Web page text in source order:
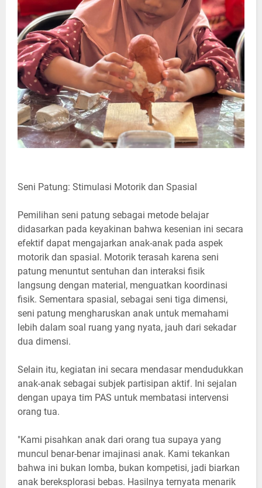
Seni Patung: Stimulasi Motorik dan Spasial
Pemilihan seni patung sebagai metode belajar
didasarkan pada keyakinan bahwa kesenian ini secara
efektif dapat mengajarkan anak-anak pada aspek
motorik dan spasial. Motorik terasah karena seni
patung menuntut sentuhan dan interaksi fisik
langsung dengan material, menguatkan koordinasi
fisik. Sementara spasial, sebagai seni tiga dimensi,
seni patung mengharuskan anak untuk memahami
lebih dalam soal ruang yang nyata, jauh dari sekadar
dua dimensi.
Selain itu, kegiatan ini secara mendasar mendudukkan
anak-anak sebagai subjek partisipan aktif. Ini sejalan
dengan upaya tim PAS untuk membatasi intervensi
orang tua.
"Kami pisahkan anak dari orang tua supaya yang
muncul benar-benar imajinasi anak. Kami tekankan
bahwa ini bukan lomba, bukan kompetisi, jadi biarkan
anak bereksplorasi bebas. Hasilnya ternyata menarik